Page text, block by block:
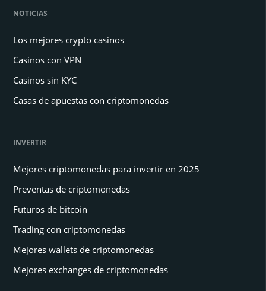
NOTICIAS
Los mejores crypto casinos
Casinos con VPN
Casinos sin KYC
Casas de apuestas con criptomonedas
INVERTIR
Mejores criptomonedas para invertir en 2025
Preventas de criptomonedas
Futuros de bitcoin
Trading con criptomonedas
Mejores wallets de criptomonedas
Mejores exchanges de criptomonedas